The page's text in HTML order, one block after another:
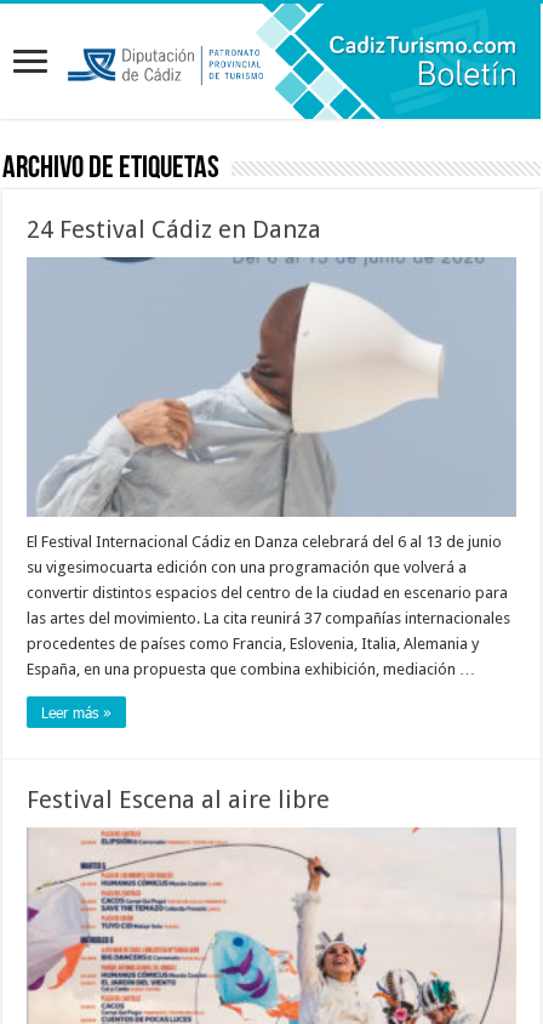
Archivo de etiquetas
24 Festival Cádiz en Danza
El Festival Internacional Cádiz en Danza celebrará del 6 al 13 de junio
su vigesimocuarta edición con una programación que volverá a
convertir distintos espacios del centro de la ciudad en escenario para
las artes del movimiento. La cita reunirá 37 compañías internacionales
procedentes de países como Francia, Eslovenia, Italia, Alemania y
España, en una propuesta que combina exhibición, mediación …
Leer más »
Festival Escena al aire libre